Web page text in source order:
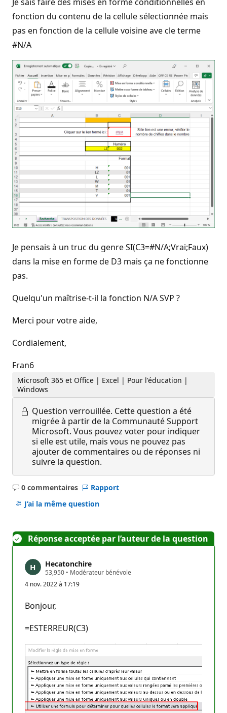
fonction du contenu de la cellule sélectionnée mais
pas en fonction de la cellule voisine ave cle terme
#N/A
Je pensais à un truc du genre SI(C3=#N/A;Vrai;Faux)
dans la mise en forme de D3 mais ça ne fonctionne
pas.
Quelqu'un maîtrise-t-il la fonction N/A SVP ?
Merci pour votre aide,
Cordialement,
Fran6
Microsoft 365 et Office | Excel | Pour l'éducation |
Windows
Question verrouillée. Cette question a été
migrée à partir de la Communauté Support
Microsoft. Vous pouvez voter pour indiquer
si elle est utile, mais vous ne pouvez pas
ajouter de commentaires ou de réponses ni
suivre la question.
0 commentaires
Aucun
commentaire
Rapport
J’ai la même question
Réponse acceptée par l’auteur de la question
Hecatonchire
53,950 P
i
e
r
p
t
a
t
i
o
n
• Modérateur bénévole
4 nov. 2022 à 17:19
Bonjour,
=ESTERREUR(C3)